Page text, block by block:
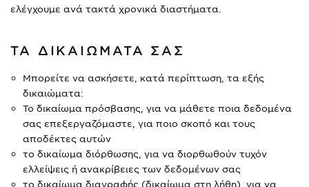
ελέγχουμε ανά τακτά χρονικά διαστήματα.
ΤΑ ΔΙΚΑΙΩΜΑΤΑ ΣΑΣ
Μπορείτε να ασκήσετε, κατά περίπτωση, τα εξής
δικαιώματα:
Το δικαίωμα πρόσβασης, για να μάθετε ποια δεδομένα
σας επεξεργαζόμαστε, για ποιο σκοπό και τους
αποδέκτες αυτών
το δικαίωμα διόρθωσης, για να διορθωθούν τυχόν
ελλείψεις ή ανακρίβειες των δεδομένων σας
το δικαίωμα διαγραφής (δικαίωμα στη λήθη), για να